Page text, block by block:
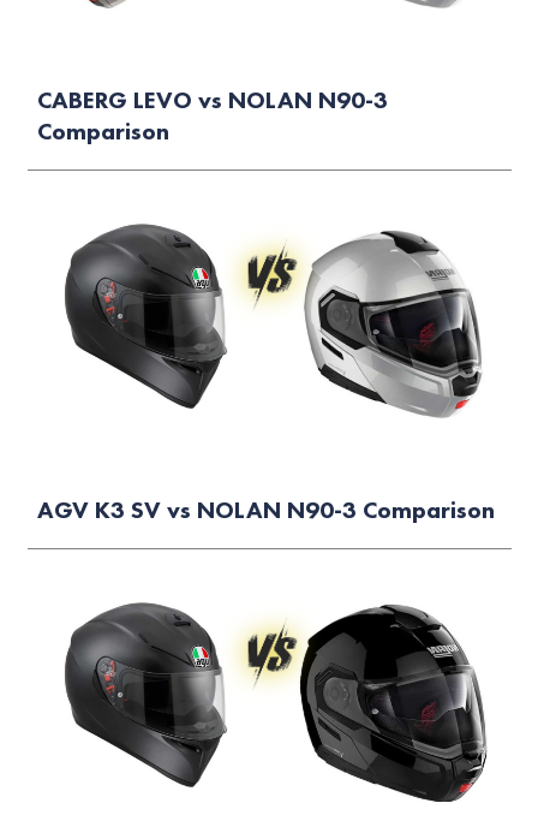
CABERG LEVO vs NOLAN N90-3
Comparison
AGV K3 SV vs NOLAN N90-3 Comparison